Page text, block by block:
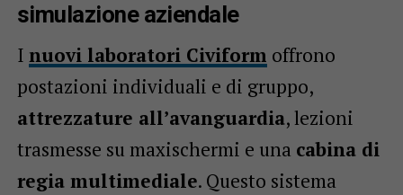
simulazione aziendale
I nuovi laboratori Civiform offrono
postazioni individuali e di gruppo,
attrezzature all’avanguardia, lezioni
trasmesse su maxischermi e una cabina di
regia multimediale. Questo sistema